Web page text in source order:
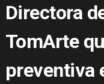
Directora
TomArte
preventiva